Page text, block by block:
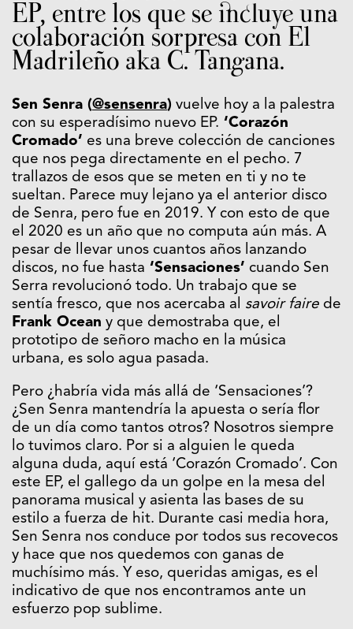
EP, entre los que se incluye una
colaboración sorpresa con El
Madrileño aka C. Tangana.
Sen Senra (@sensenra) vuelve hoy a la palestra
con su esperadísimo nuevo EP. ‘Corazón
Cromado’ es una breve colección de canciones
que nos pega directamente en el pecho. 7
trallazos de esos que se meten en ti y no te
sueltan. Parece muy lejano ya el anterior disco
de Senra, pero fue en 2019. Y con esto de que
el 2020 es un año que no computa aún más. A
pesar de llevar unos cuantos años lanzando
discos, no fue hasta ‘Sensaciones’ cuando Sen
Serra revolucionó todo. Un trabajo que se
sentía fresco, que nos acercaba al savoir faire de
Frank Ocean y que demostraba que, el
prototipo de señoro macho en la música
urbana, es solo agua pasada.
Pero ¿habría vida más allá de ‘Sensaciones’?
¿Sen Senra mantendría la apuesta o sería flor
de un día como tantos otros? Nosotros siempre
lo tuvimos claro. Por si a alguien le queda
alguna duda, aquí está ‘Corazón Cromado’. Con
este EP, el gallego da un golpe en la mesa del
panorama musical y asienta las bases de su
estilo a fuerza de hit. Durante casi media hora,
Sen Senra nos conduce por todos sus recovecos
y hace que nos quedemos con ganas de
muchísimo más. Y eso, queridas amigas, es el
indicativo de que nos encontramos ante un
esfuerzo pop sublime.